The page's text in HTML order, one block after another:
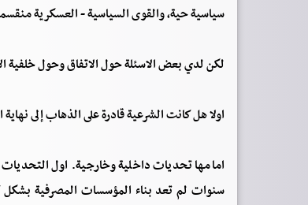
سياسية حية، والقوى السياسية - العسكرية
لكن لدي بعض الاسئلة حول الاتفاق وحول خلفية
اولا هل كانت الشرعية قادرة على الذهاب إلى
امامها تحديات داخلية وخارجية. اول التحديات
سنوات لم تعد بناء المؤسسات المصرفية